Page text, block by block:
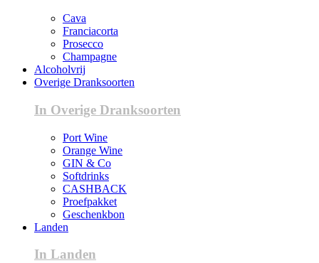
Cava
Franciacorta
Prosecco
Champagne
Alcoholvrij
Overige Dranksoorten
In Overige Dranksoorten
Port Wine
Orange Wine
GIN & Co
Softdrinks
CASHBACK
Proefpakket
Geschenkbon
Landen
In Landen